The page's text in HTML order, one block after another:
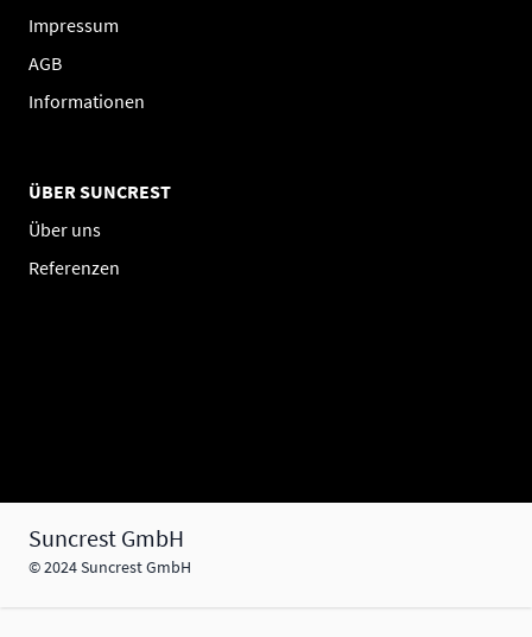
Impressum
AGB
Informationen
ÜBER SUNCREST
Über uns
Referenzen
Suncrest GmbH
© 2024 Suncrest GmbH